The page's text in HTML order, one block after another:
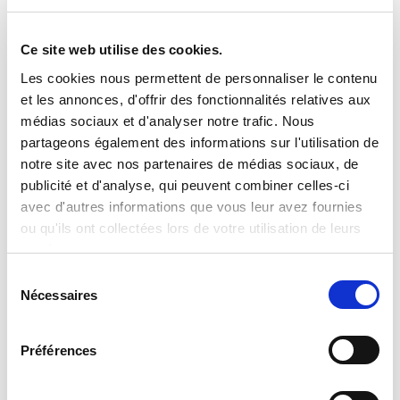
Ce site web utilise des cookies.
Les cookies nous permettent de personnaliser le contenu
et les annonces, d'offrir des fonctionnalités relatives aux
médias sociaux et d'analyser notre trafic. Nous
partageons également des informations sur l'utilisation de
notre site avec nos partenaires de médias sociaux, de
publicité et d'analyse, qui peuvent combiner celles-ci
avec d'autres informations que vous leur avez fournies
ou qu'ils ont collectées lors de votre utilisation de leurs
services.
Nécessaires
Préférences
POLITIQUE DE CONFIDENTIALITÉ*
J'ai lu et j'accepte lapolitique de confidentialitéet le
traitement de mes données personnelles pour les finalités
précitées.¹
traitement informatisé ayant pour finalité la gestion des fichiers de candidatures et
du recrutement. Les informations marquées d’un astérisque sont obligatoires – leur
sont à destination exclusive des services de MAXIPLAN, de ses clients et éventuels